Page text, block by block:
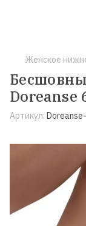
Женское
Doreanse
Артикул: